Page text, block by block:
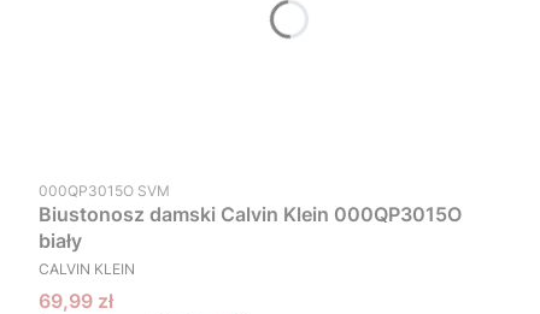
Kod produktu
000QP3015O SVM
Biustonosz damski Calvin Klein 000QP3015O
biały
PRODUCENT
CALVIN KLEIN
Cena promocyjna
69,99 zł